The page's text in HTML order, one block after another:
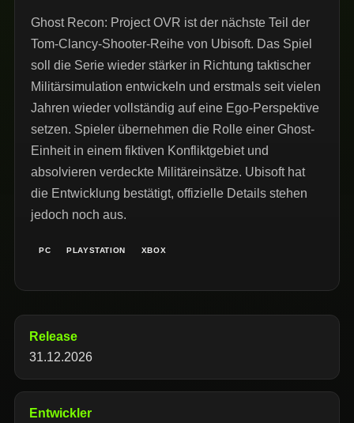
Ghost Recon: Project OVR ist der nächste Teil der
Tom-Clancy-Shooter-Reihe von Ubisoft. Das Spiel
soll die Serie wieder stärker in Richtung taktischer
Militärsimulation entwickeln und erstmals seit vielen
Jahren wieder vollständig auf eine Ego-Perspektive
setzen. Spieler übernehmen die Rolle einer Ghost-
Einheit in einem fiktiven Konfliktgebiet und
absolvieren verdeckte Militäreinsätze. Ubisoft hat
die Entwicklung bestätigt, offizielle Details stehen
jedoch noch aus.
PC PLAYSTATION XBOX
Release
31.12.2026
Entwickler